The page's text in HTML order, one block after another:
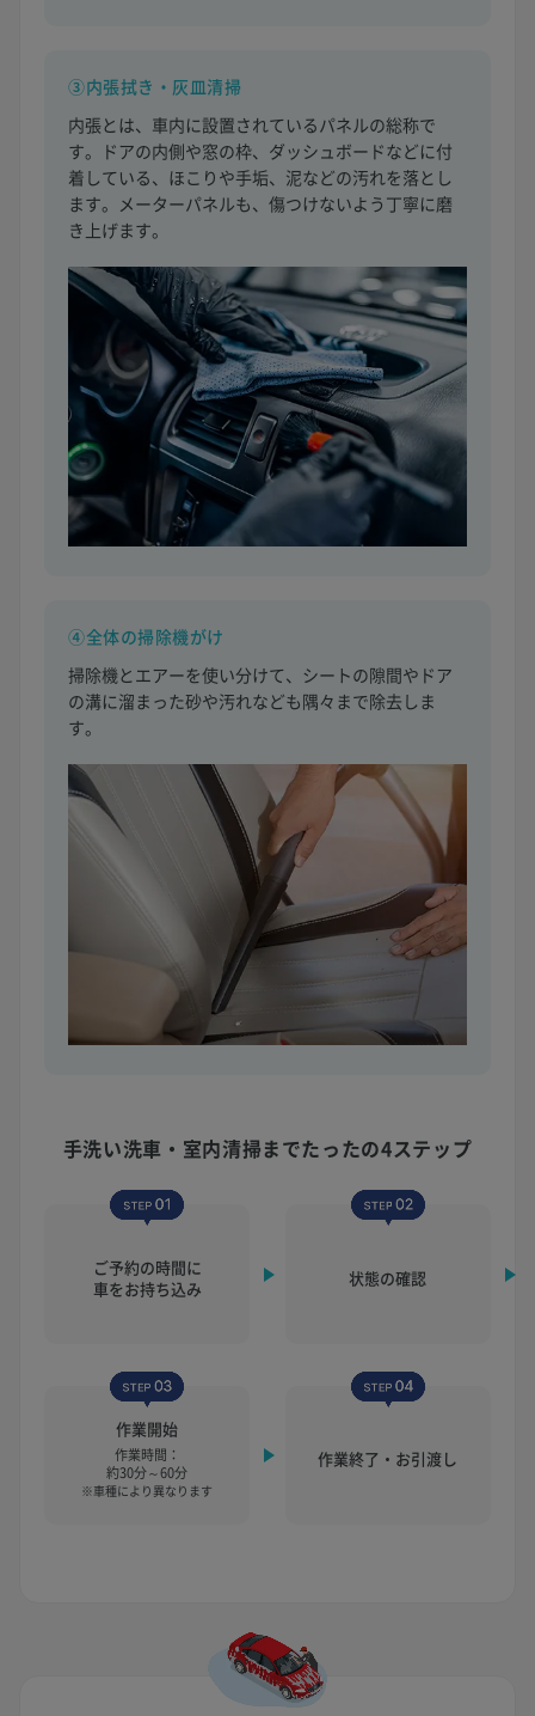
③内張拭き・灰皿清掃
内張とは、車内に設置されているパネルの総称で
す。ドアの内側や窓の枠、ダッシュボードなどに付
着している、ほこりや手垢、泥などの汚れを落とし
ます。メーターパネルも、傷つけないよう丁寧に磨
き上げます。
④全体の掃除機がけ
掃除機とエアーを使い分けて、シートの隙間やドア
の溝に溜まった砂や汚れなども隅々まで除去しま
す。
手洗い洗車・室内清掃までたったの4ステップ
ご予約の時間に
車をお持ち込み
状態の確認
作業開始
作業時間：
約30分～60分
※車種により異なります
作業終了・お引渡し